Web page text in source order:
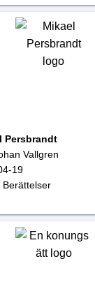
Persbrandt
Vallgren
19
Berättelser